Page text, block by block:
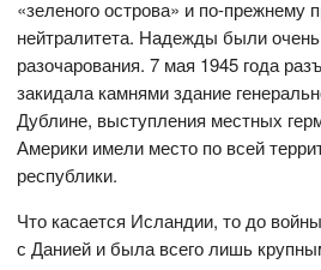
«зеленого острова» и по-прежнему
нейтралитета. Надежды были
разочарования. 7 мая 1945 года
закидала камнями здание
Дублине, выступления местных
Америки имели место по всей
республики.
Что касается Исландии, то до
с Данией и была всего лишь